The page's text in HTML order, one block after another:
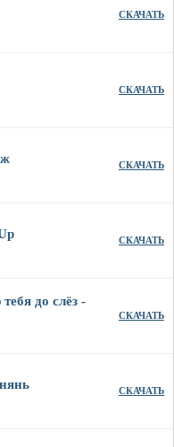
СКАЧАТЬ
СКАЧАТЬ
СКАЧАТЬ
СКАЧАТЬ
до слёз -
СКАЧАТЬ
СКАЧАТЬ